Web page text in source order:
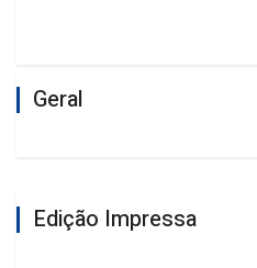
Geral
Edição Impressa